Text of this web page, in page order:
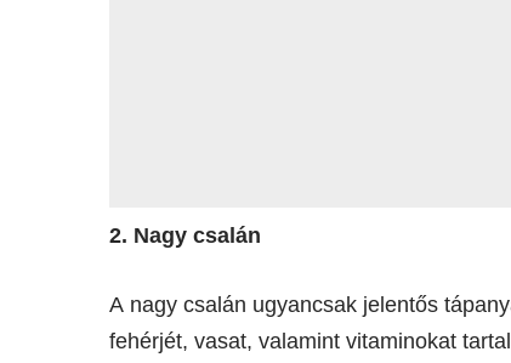
2. Nagy csalán
A nagy csalán ugyancsak jelentős
fehérjét, vasat, valamint vitaminokat